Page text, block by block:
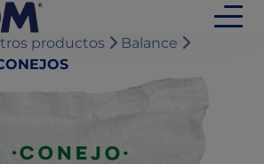
productos
Balance